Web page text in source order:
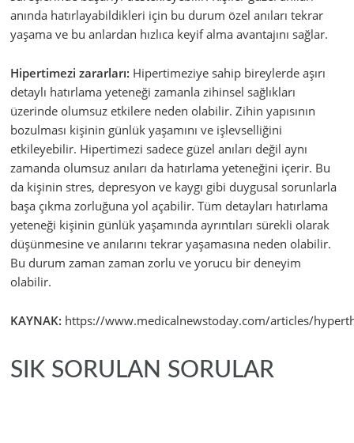
anında hatırlayabildikleri için bu durum özel anıları tekrar
yaşama ve bu anlardan hızlıca keyif alma avantajını sağlar.
Hipertimezi zararları: Hipertimeziye sahip bireylerde aşırı
detaylı hatırlama yeteneği zamanla zihinsel sağlıkları
üzerinde olumsuz etkilere neden olabilir. Zihin yapısının
bozulması kişinin günlük yaşamını ve işlevselliğini
etkileyebilir. Hipertimezi sadece güzel anıları değil aynı
zamanda olumsuz anıları da hatırlama yeteneğini içerir. Bu
da kişinin stres, depresyon ve kaygı gibi duygusal sorunlarla
başa çıkma zorluğuna yol açabilir. Tüm detayları hatırlama
yeteneği kişinin günlük yaşamında ayrıntıları sürekli olarak
düşünmesine ve anılarını tekrar yaşamasına neden olabilir.
Bu durum zaman zaman zorlu ve yorucu bir deneyim
olabilir.
KAYNAK: https://www.medicalnewstoday.com/articles/
SIK SORULAN SORULAR